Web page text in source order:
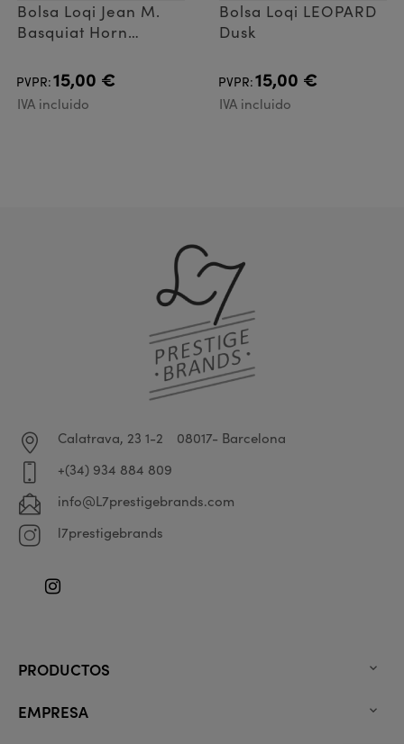
Bolsa Loqi Jean M.
Basquiat Horn
PVPR:15,00 €
IVA incluido
Bolsa Loqi LEOPARD
Dusk
PVPR:15,00 €
IVA incluido
Calatrava, 23 1-2
08017- Barcelona
+(34) 934 884 809
info@L7prestigebrands.com
l7prestigebrands
Instagram
PRODUCTOS 
EMPRESA 